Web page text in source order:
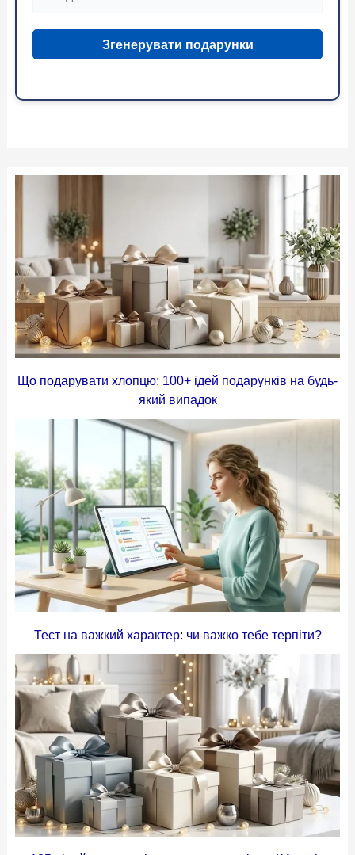
Згенерувати подарунки
Що подарувати хлопцю: 100+ ідей подарунків на будь-
який випадок
Тест на важкий характер: чи важко тебе терпіти?